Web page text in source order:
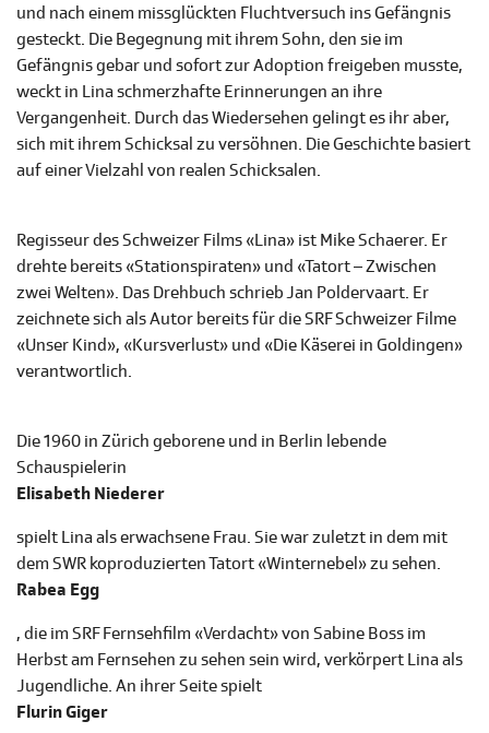
und nach einem missglückten Fluchtversuch ins Gefängnis
gesteckt. Die Begegnung mit ihrem Sohn, den sie im
Gefängnis gebar und sofort zur Adoption freigeben musste,
weckt in Lina schmerzhafte Erinnerungen an ihre
Vergangenheit. Durch das Wiedersehen gelingt es ihr aber,
sich mit ihrem Schicksal zu versöhnen. Die Geschichte basiert
auf einer Vielzahl von realen Schicksalen.
Regisseur des Schweizer Films «Lina» ist Mike Schaerer. Er
drehte bereits «Stationspiraten» und «Tatort – Zwischen
zwei Welten». Das Drehbuch schrieb Jan Poldervaart. Er
zeichnete sich als Autor bereits für die SRF Schweizer Filme
«Unser Kind», «Kursverlust» und «Die Käserei in Goldingen»
verantwortlich.
Die 1960 in Zürich geborene und in Berlin lebende
Schauspielerin
Elisabeth Niederer
spielt Lina als erwachsene Frau. Sie war zuletzt in dem mit
dem SWR koproduzierten Tatort «Winternebel» zu sehen.
Rabea Egg
, die im SRF Fernsehfilm «Verdacht» von Sabine Boss im
Herbst am Fernsehen zu sehen sein wird, verkörpert Lina als
Jugendliche. An ihrer Seite spielt
Flurin Giger